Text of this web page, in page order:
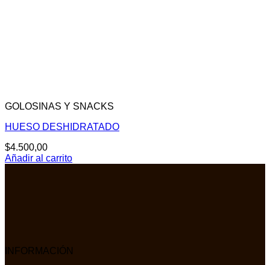
GOLOSINAS Y SNACKS
HUESO DESHIDRATADO
$4.500,00
Añadir al carrito
INFORMACIÓN